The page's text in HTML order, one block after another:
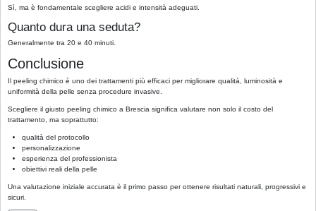
Sì, ma è fondamentale scegliere acidi e intensità adeguati.
Quanto dura una seduta?
Generalmente tra 20 e 40 minuti.
Conclusione
Il peeling chimico è uno dei trattamenti più efficaci per migliorare qualità, luminosità e
uniformità della pelle senza procedure invasive.
Scegliere il giusto peeling chimico a Brescia significa valutare non solo il costo del
trattamento, ma soprattutto:
qualità del protocollo
personalizzazione
esperienza del professionista
obiettivi reali della pelle
Una valutazione iniziale accurata è il primo passo per ottenere risultati naturali, progressivi e
sicuri.